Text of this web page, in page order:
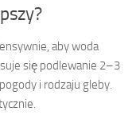
aby woda
się podlewanie 2–3
i rodzaju gleby.